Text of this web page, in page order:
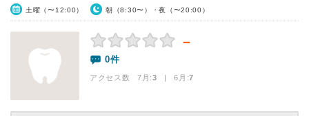
土曜（〜12:00） 朝（8:30〜）・夜（〜20:00）
－
0件
アクセス数 7月:3 | 6月:7